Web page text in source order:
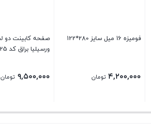
فومیزه 16 میل سایز 280*122
۴,۲۰۰,۰۰۰ تومان
ورسیلیا براق کد 225
۹,۵۰۰,۰۰۰ تومان